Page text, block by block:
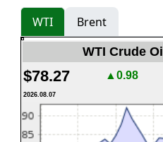
WTI Brent
WTI Crude Oil
$78.27 ▲0.98
2026.08.07